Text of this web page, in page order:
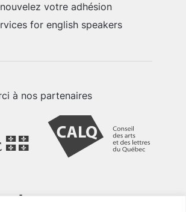
votre adhésion
for english speakers
à nos partenaires